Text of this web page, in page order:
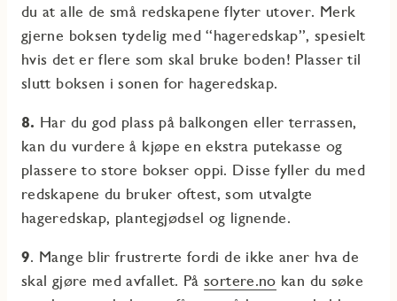
du at alle de små redskapene flyter utover. Merk
gjerne boksen tydelig med “hageredskap”, spesielt
hvis det er flere som skal bruke boden! Plasser til
slutt boksen i sonen for hageredskap.
8. Har du god plass på balkongen eller terrassen,
kan du vurdere å kjøpe en ekstra putekasse og
plassere to store bokser oppi. Disse fyller du med
redskapene du bruker oftest, som utvalgte
hageredskap, plantegjødsel og lignende.
9. Mange blir frustrerte fordi de ikke aner hva de
skal gjøre med avfallet. Påsortere.no kan du søke